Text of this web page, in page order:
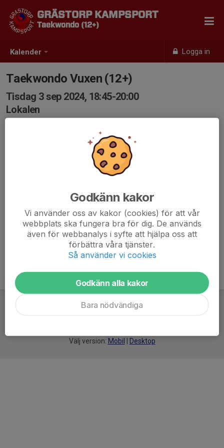
Kalender Logga in
GRÄSTORP KAMPSPORT
Taekwondo (12+)
Taekwondo Vuxen (12+)
Tisdag 3 sep 2024, 18:45-20:00
Lokalen
Välj version: Mobil Desktop
Godkänn kakor
Vi använder oss av kakor (cookies) för att vår
webbplats ska fungera bra för dig. De används
även för webbanalys i syfte att hjälpa oss att
förbättra våra tjänster.
Så använder vi cookies
Godkänn alla kakor
Bara nödvändiga